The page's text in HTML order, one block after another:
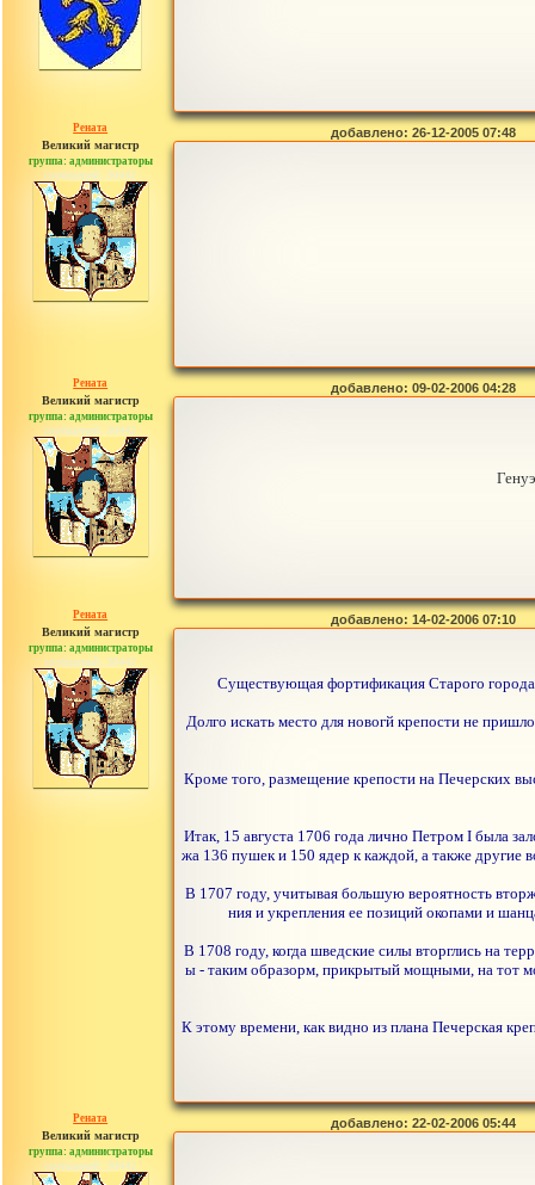
Рената
Великий магистр
группа: администраторы
сообщений: 30442
добавлено: 26-12-2005 07:48
Рената
Великий магистр
группа: администраторы
сообщений: 30442
добавлено: 09-02-2006 04:28
Рената
Великий магистр
группа: администраторы
сообщений: 30442
добавлено: 14-02-2006 07:10
Существующая фортификация Старого города
Долго искать место для новогй крепости не
Кроме того, размещение крепости на Печерских
Итак, 15 августа 1706 года лично Петром I была
жа 136 пушек и 150 ядер к каждой, а также другие
В 1707 году, учитывая большую вероятность
ния и укрепления ее позиций окопами и
В 1708 году, когда шведские силы вторглись на
ы - таким образорм, прикрытый мощными, на тот
К этому времени, как видно из плана Печерская
Рената
Великий магистр
группа: администраторы
сообщений: 30442
добавлено: 22-02-2006 05:44